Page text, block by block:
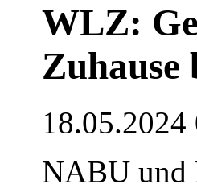
WLZ:
Zuhause
18.05.2024
NABU und